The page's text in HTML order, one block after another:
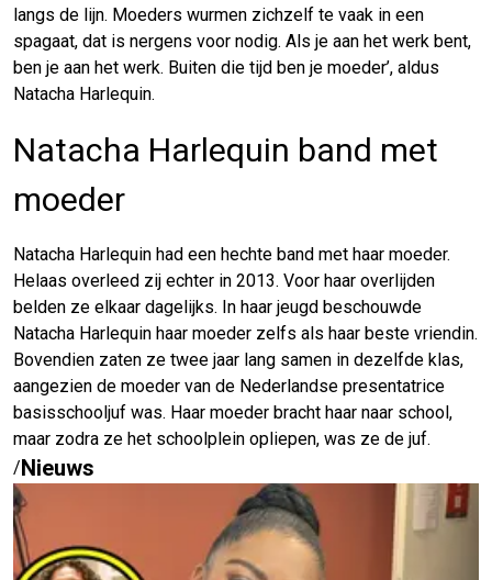
langs de lijn. Moeders wurmen zichzelf te vaak in een
spagaat, dat is nergens voor nodig. Als je aan het werk bent,
ben je aan het werk. Buiten die tijd ben je moeder’, aldus
Natacha Harlequin.
Natacha Harlequin band met
moeder
Natacha Harlequin had een hechte band met haar moeder.
Helaas overleed zij echter in 2013. Voor haar overlijden
belden ze elkaar dagelijks. In haar jeugd beschouwde
Natacha Harlequin haar moeder zelfs als haar beste vriendin.
Bovendien zaten ze twee jaar lang samen in dezelfde klas,
aangezien de moeder van de Nederlandse presentatrice
basisschooljuf was. Haar moeder bracht haar naar school,
maar zodra ze het schoolplein opliepen, was ze de juf.
/Nieuws